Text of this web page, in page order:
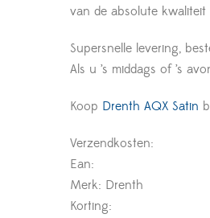
van de absolute
Supersnelle levering,
Als u ’s middags of ’s
Koop Drenth AQX Satin
Verzendkosten:
Ean:
Merk: Drenth
Korting: